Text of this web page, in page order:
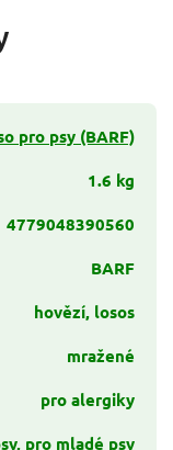
pro psy (BARF)
1.6 kg
4779048390560
BARF
hovězí, losos
mražené
pro alergiky
pro mladé psy